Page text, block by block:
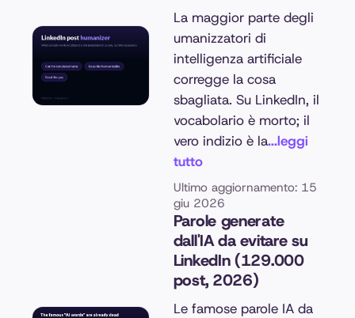
La maggior parte degli
umanizzatori di
intelligenza artificiale
corregge la cosa
sbagliata. Su LinkedIn, il
vocabolario è morto; il
vero indizio è la...leggi
tutto
Ultimo aggiornamento: 15
giu 2026
Parole generate
dall'IA da evitare su
LinkedIn (129.000
post, 2026)
Le famose parole IA da